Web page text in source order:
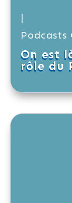
|
Podcasts
On est
rôle du